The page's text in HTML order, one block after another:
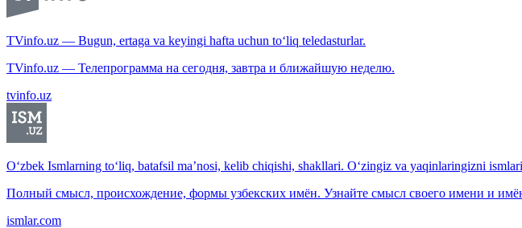
TVinfo.uz — Bugun, ertaga va keyingi hafta uchun to‘liq teledasturlar.
TVinfo.uz — Телепрограмма на сегодня, завтра и ближайшую неделю.
tvinfo.uz
O‘zbek Ismlarning to‘liq, batafsil ma’nosi, kelib chiqishi, shakllari. O‘zingiz va yaqinlaringizni
Полный смысл, происхождение, формы узбекских имён. Узнайте смысл своего имени и
ismlar.com